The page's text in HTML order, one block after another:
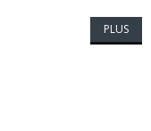
PLUS